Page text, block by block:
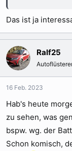
Das ist ja
Ralf25
16 Feb. 2023
Hab's heute
zu sehen, was
bspw. wg. der
Schon komisch,